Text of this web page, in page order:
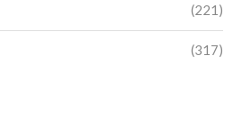
(221)
(317)